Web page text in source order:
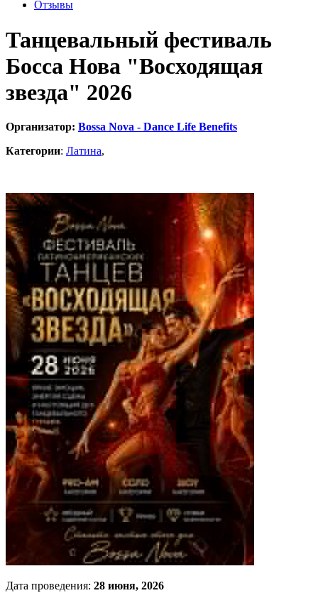
Отзывы
Танцевальный фестиваль
Босса Нова "Восходящая
звезда" 2026
Организатор: Bossa Nova - Dance Life Benefits
Категории: Латина,
Дата проведения: 28 июня, 2026